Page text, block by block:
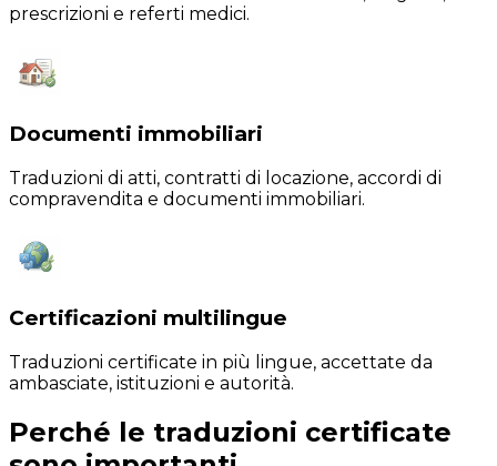
prescrizioni e referti medici.
Documenti immobiliari
Traduzioni di atti, contratti di locazione, accordi di
compravendita e documenti immobiliari.
Certificazioni multilingue
Traduzioni certificate in più lingue, accettate da
ambasciate, istituzioni e autorità.
Perché le traduzioni certificate